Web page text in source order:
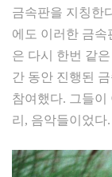
금속판을 지칭한
에도 이러한 금속
은 다시 한번 같
간 동안 진행된
참여했다. 그들이
리, 음악들이었다.